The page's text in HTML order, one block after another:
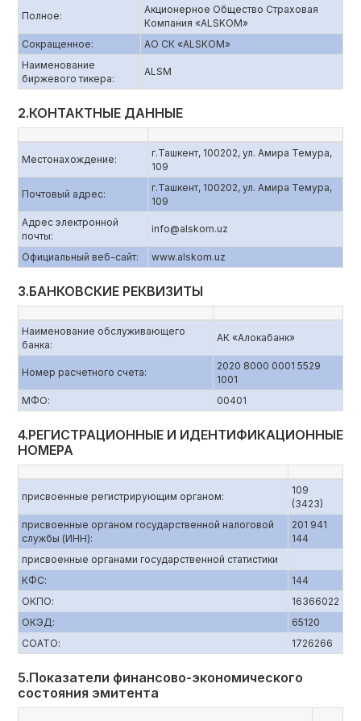
Полное:
Акционерное Общество Страховая
Компания «ALSKOM»
Сокращенное:
АО СК «ALSKOM»
Наименование
биржевого тикера:
ALSM
2.КОНТАКТНЫЕ ДАННЫЕ
Местонахождение:
г.Ташкент, 100202, ул. Амира Темура,
109
Почтовый адрес:
г.Ташкент, 100202, ул. Амира Темура,
109
Адрес электронной
почты:
info@alskom.uz
Официальный веб-сайт: www.alskom.uz
3.БАНКОВСКИЕ РЕКВИЗИТЫ
Наименование обслуживающего
банка:
АК «Алокабанк»
Номер расчетного счета:
2020 8000 0001 5529
1001
МФО:
00401
4.РЕГИСТРАЦИОННЫЕ И ИДЕНТИФИКАЦИОННЫЕ
НОМЕРА
присвоенные регистрирующим органом:
109
(3423)
присвоенные органом государственной налоговой
службы (ИНН):
201 941
144
присвоенные органами государственной статистики
КФС:
144
ОКПО:
16366022
ОКЭД:
65120
СОАТО:
1726266
5.Показатели финансово-экономического
состояния эмитента